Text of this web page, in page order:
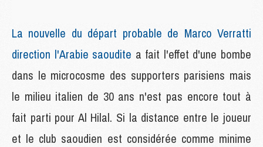
La nouvelle du départ probable de Marco Verratti
direction l'Arabie saoudite a fait l'effet d'une bombe
dans le microcosme des supporters parisiens mais
le milieu italien de 30 ans n'est pas encore tout à
fait parti pour Al Hilal. Si la distance entre le joueur
et le club saoudien est considérée comme minime